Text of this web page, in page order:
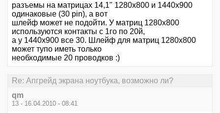
разъемы на матрицах 14,1" 1280х800 и 1440х900
одинаковые (30 pin), а вот
шлейф может не подойти. У матриц 1280х800
используются контакты с 1го по 20й,
а у 1440х900 все 30. Шлейф для матриц 1280х800
может тупо иметь только
необходимые 20 проводков :)
Re: Апгрейд экрана ноутбука, возможно ли?
qm
13 - 16.04.2010 - 08:41